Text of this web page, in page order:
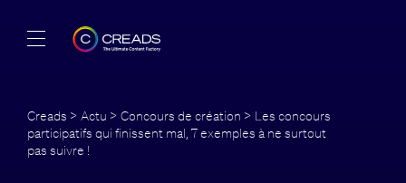
Offres
Creads > Actu > Concours de création > Les concours
participatifs qui finissent mal, 7 exemples à ne surtout
pas suivre !